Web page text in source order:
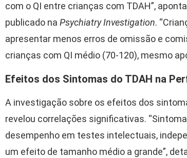
com o QI entre crianças com TDAH”,
publicado na Psychiatry Investigation.
apresentar menos erros de omissão e
crianças com QI médio (70-120), mesmo
Efeitos dos Sintomas do TDAH na
A investigação sobre os efeitos dos
revelou correlações significativas.
desempenho em testes intelectuais,
um efeito de tamanho médio a grande”,